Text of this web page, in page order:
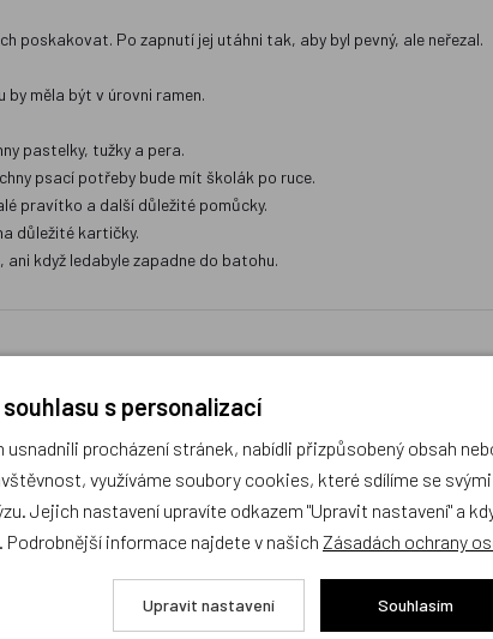
poskakovat. Po zapnutí jej utáhni tak, aby byl pevný, ale neřezal.
měla být v úrovni ramen.
pastelky, tužky a pera.
psací potřeby bude mít školák po ruce.
pravítko a další důležité pomůcky.
důležité kartičky.
ani když ledabyle zapadne do batohu.
s výběrem (Po–Pá, 10–17 hod).
Dráček.cz
výhradně názory a stanoviska zákazníků.
s personalizací
usnadnili procházení stránek, nabídli přizpůsobený obsah
využíváme soubory cookies, které sdílíme se
Jejich nastavení upravíte odkazem "Upravit nastavení" a
Podrobnější informace najdete v našich Zásadách ochrany
Upravit nastavení Souhlasím